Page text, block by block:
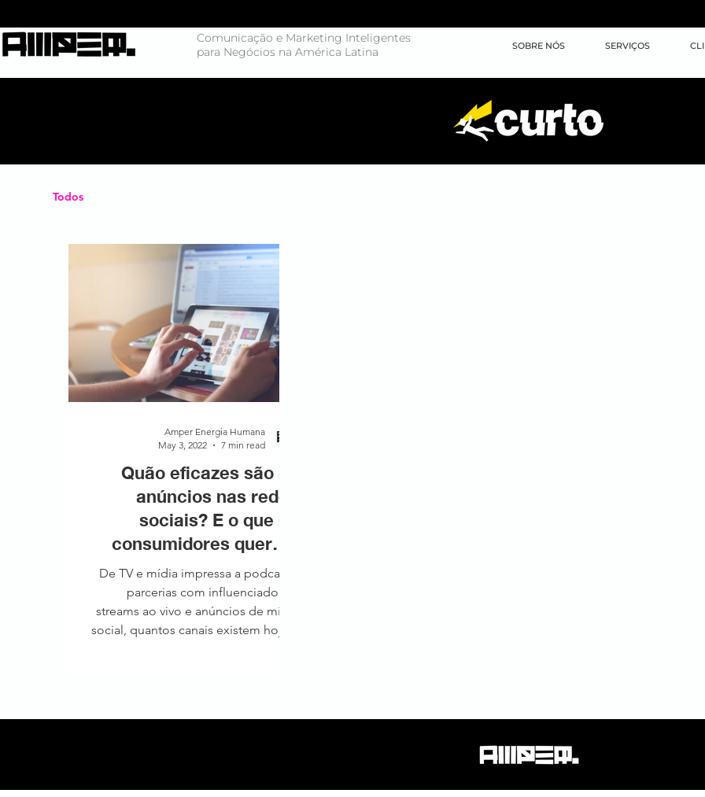
Comunicação e Marketing Inteligentes
para Negócios na América Latina
SOBRE NÓS SERVIÇOS
Todos
Quão eficazes são os
anúncios nas redes
sociais? E o que os
consumidores querem
dos anúncios?
De TV e mídia impressa a podcasts,
parcerias com influenciadores,
streams ao vivo e anúncios de mídia
social, quantos canais existem hoje...
Amper Energia Humana
May 3, 2022
7 min read